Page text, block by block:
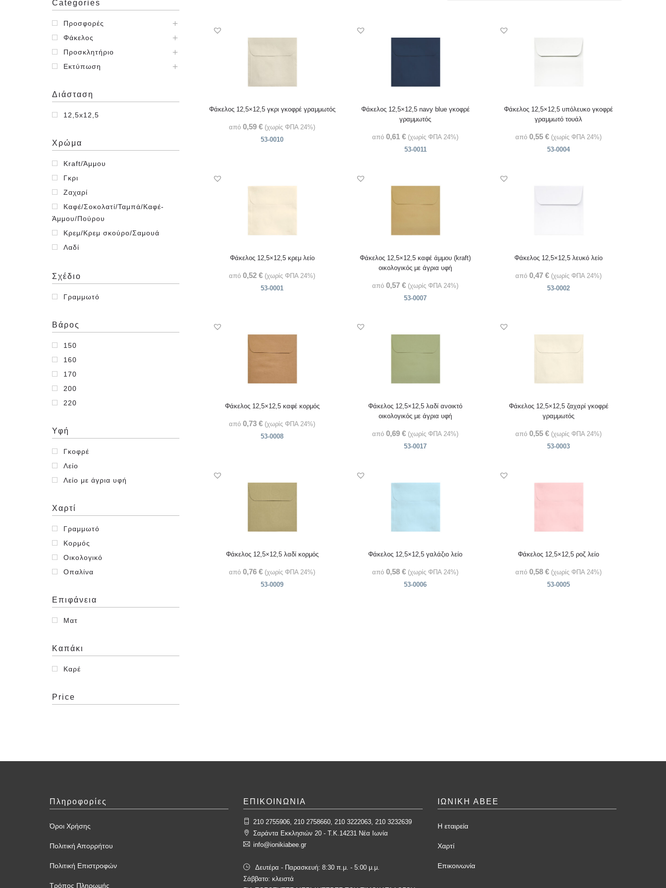
Categories
Προσφορές
Φάκελος
Προσκλητήριο
Εκτύπωση
Διάσταση
12,5x12,5
Χρώμα
Kraft/Άμμου
Γκρι
Ζαχαρί
Καφέ/Σοκολατί/Ταμπά/Καφέ-
Άμμου/Πούρου
Κρεμ/Κρεμ σκούρο/Σαμουά
Λαδί
Μπλε
Υπόλευκο
Σχέδιο
Γραμμωτό
Βάρος
150
160
170
200
220
Υφή
Γκοφρέ
Λείο
Λείο με άγρια υφή
Χαρτί
Γραμμωτό
Κορμός
Οικολογικό
Οπαλίνα
Επιφάνεια
Ματ
Καπάκι
Καρέ
Price
Φάκελος 12,5×12,5 γκρι γκοφρέ γραμμωτός
από0,59€ (χωρίς ΦΠΑ 24%)
53-0010
Φάκελος 12,5×12,5 navy blue γκοφρέ
γραμμωτός
από0,61€ (χωρίς ΦΠΑ 24%)
53-0011
Φάκελος 12,5×12,5 υπόλευκο γκοφρέ
γραμμωτό τουάλ
από0,55€ (χωρίς ΦΠΑ 24%)
53-0004
Φάκελος 12,5×12,5 κρεμ λείο
από0,52€ (χωρίς ΦΠΑ 24%)
53-0001
Φάκελος 12,5×12,5 καφέ άμμου (kraft)
οικολογικός με άγρια υφή
από0,57€ (χωρίς ΦΠΑ 24%)
53-0007
Φάκελος 12,5×12,5 λευκό λείο
από0,47€ (χωρίς ΦΠΑ 24%)
53-0002
Φάκελος 12,5×12,5 καφέ κορμός
από0,73€ (χωρίς ΦΠΑ 24%)
53-0008
Φάκελος 12,5×12,5 λαδί ανοικτό
οικολογικός με άγρια υφή
από0,69€ (χωρίς ΦΠΑ 24%)
53-0017
Φάκελος 12,5×12,5 ζαχαρί γκοφρέ
γραμμωτός
από0,55€ (χωρίς ΦΠΑ 24%)
53-0003
Φάκελος 12,5×12,5 λαδί κορμός
από0,76€ (χωρίς ΦΠΑ 24%)
53-0009
Φάκελος 12,5×12,5 γαλάζιο λείο
από0,58€ (χωρίς ΦΠΑ 24%)
53-0006
Φάκελος 12,5×12,5 ροζ λείο
από0,58€ (χωρίς ΦΠΑ 24%)
53-0005
Πληροφορίες
Όροι Χρήσης
Πολιτική Απορρήτου
Πολιτική Επιστροφών
Τρόπος Πληρωμής
ΕΠΙΚΟΙΝΩΝΙΑ
210 2755906, 210 2758660, 210 3222063, 210 3232639
Σαράντα Εκκλησιών 20 - T.K.14231 Νέα Ιωνία
info@ionikiabee.gr
Δευτέρα - Παρασκευή: 8:30 π.μ. - 5:00 μ.μ.
Σάββατο: κλειστά
ΙΩΝΙΚΗ ΑΒΕΕ
Η εταιρεία
Χαρτί
Επικοινωνία